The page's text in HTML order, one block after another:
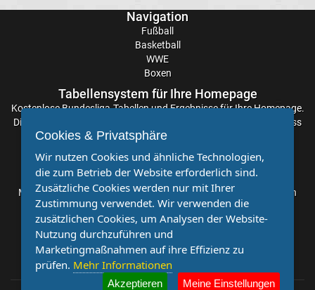
Türk.
Süper
Lig
Internat.
Fußball
Navigation
Fußball
Basketball
WWE
Boxen
Tabellensystem für Ihre Homepage
KostenloseBundesliga-Tabellenund Ergebnisse für Ihre Homepage.
Die Aktualisierung der Ergebnisse erfolgt alle paar Minuten, sodass
Sie stets auf dem Laufenden sind. Einfache und schnelle
Partnervereine
Möchten Sie, dass auch Ihr Verein mehr Beachtung findet? Dann
sind Sie bei uns genau richtig. Wir suchen Ihren Verein für eine
kostenlose Kooperation. Veröffentlichen Sie Ihre Spielberichte,
Sportnachrichten und Aufrufe bei uns!
Cookies & Privatsphäre
Wir nutzen Cookies und ähnliche Technologien,
die zum Betrieb der Website erforderlich sind.
Zusätzliche Cookies werden nur mit Ihrer
Zustimmung verwendet. Wir verwenden die
zusätzlichen Cookies, um Analysen der Website-
Nutzung durchzuführen und
Marketingmaßnahmen auf ihre Effizienz zu
prüfen. Mehr Informationen
Akzeptieren Meine Einstellungen